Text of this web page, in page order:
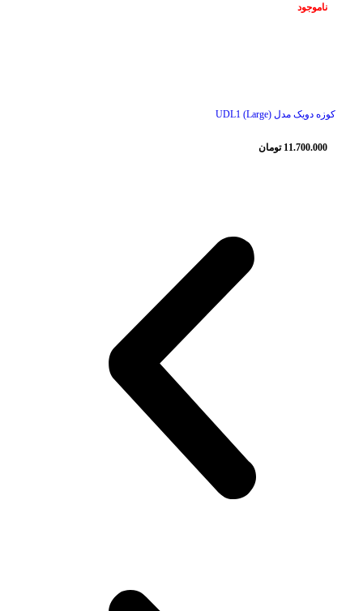
ناموجود
کوزه دویک مدل UDL1 (Large)
11.700.000 تومان